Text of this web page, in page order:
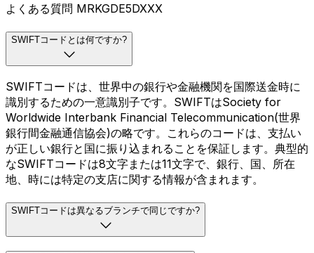
よくある質問 MRKGDE5DXXX
SWIFTコードとは何ですか?
SWIFTコードは、世界中の銀行や金融機関を国際送金時に
識別するための一意識別子です。SWIFTはSociety for
Worldwide Interbank Financial Telecommunication(世界
銀行間金融通信協会)の略です。これらのコードは、支払い
が正しい銀行と国に振り込まれることを保証します。典型的
なSWIFTコードは8文字または11文字で、銀行、国、所在
地、時には特定の支店に関する情報が含まれます。
SWIFTコードは異なるブランチで同じですか?